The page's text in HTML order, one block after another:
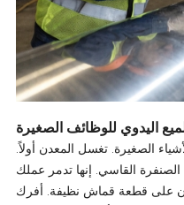
اليدوي للوظائف الصغيرة
الصغيرة. تغسل المعدن أولاً.
الصنفرة القاسي. إنها تدمر عملك
على قطعة قماش نظيفة. أفرك